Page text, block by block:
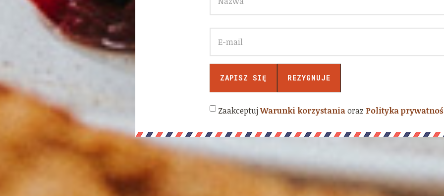
Zaakceptuj Warunki korzystaniaoraz Polityka